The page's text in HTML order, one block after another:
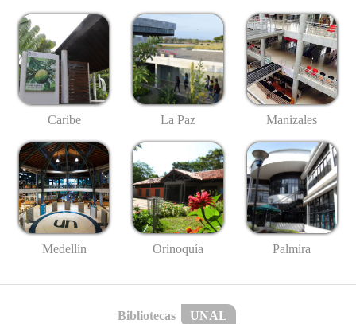
Caribe La Paz Manizales
Medellín Orinoquía Palmira
Bibliotecas UNAL